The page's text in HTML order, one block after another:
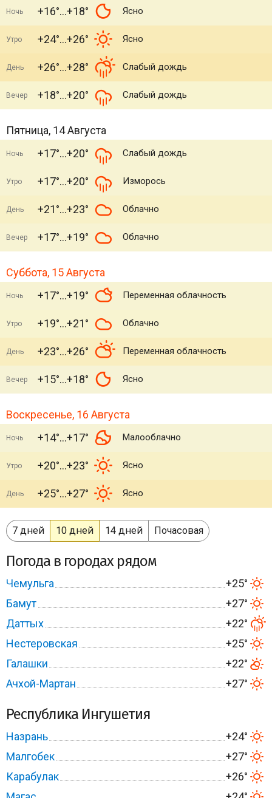
Ночь +16° +18° Ясно
Утро +24° +26° Ясно
День +26° +28° Слабый дождь
Вечер +18° +20° Слабый дождь
Пятница, 14 Августа
Ночь +17° +20° Слабый дождь
Утро +17° +20° Изморось
День +21° +23° Облачно
Вечер +17° +19° Облачно
Суббота, 15 Августа
Ночь +17° +19° Переменная облачность
Утро +19° +21° Облачно
День +23° +26° Переменная облачность
Вечер +15° +18° Ясно
Воскресенье, 16 Августа
Ночь +14° +17° Малооблачно
Утро +20° +23° Ясно
День +25° +27° Ясно
7 дней 10 дней 14 дней Почасовая
Погода в городах рядом
Чемульга
+25°
Бамут
+27°
Даттых
+22°
Нестеровская
+25°
Галашки
+22°
Ачхой-Мартан
+27°
Республика Ингушетия
Назрань
+24°
Малгобек
+27°
Карабулак
+26°